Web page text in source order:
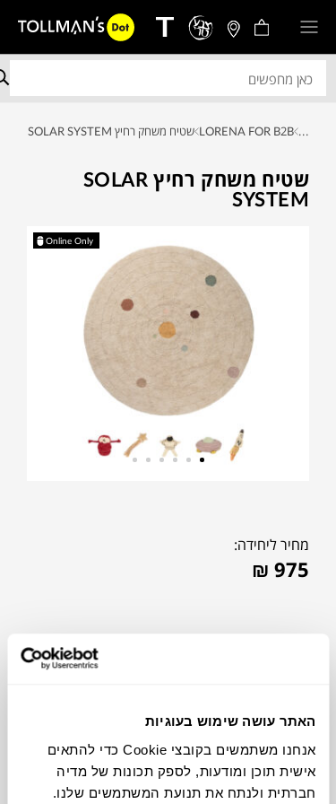
האתר עושה שימוש בעוגיות
אנחנו משתמשים בקובצי Cookie כדי להתאים
אישית תוכן ומודעות, לספק תכונות של מדיה
חברתית ולנתח את תנועת המשתמשים שלנו.
...
LORENA FOR B2B שטיח משחק רחיץ SOLAR SYSTEM
שטיח משחק רחיץ SOLAR
SYSTEM
Online Only
מחיר ליחידה:
₪ 975